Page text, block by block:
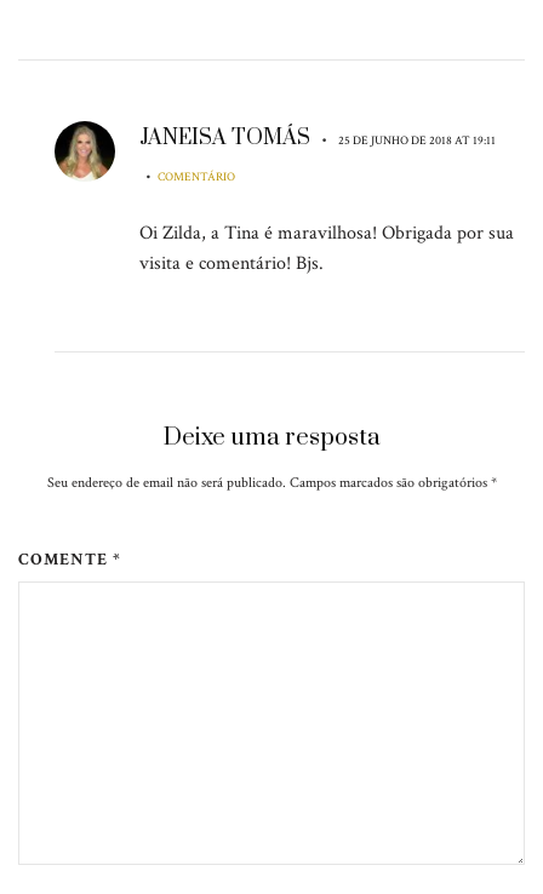
JANEISA TOMÁS • 25 DE JUNHO DE 2018 AT 19:11
• COMENTÁRIO
Oi Zilda, a Tina é maravilhosa! Obrigada por sua
visita e comentário! Bjs.
Deixe uma resposta
Seu endereço de email não será publicado. Campos marcados são obrigatórios *
COMENTE *